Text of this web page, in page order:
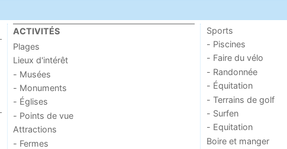
ACTIVITÉS
Plages
Lieux d'intérêt
- Musées
- Monuments
- Églises
- Points de vue
Attractions
- Fermes
Sports
- Piscines
- Faire du vélo
- Randonnée
- Équitation
- Terrains de golf
- Surfen
- Equitation
Boire et manger